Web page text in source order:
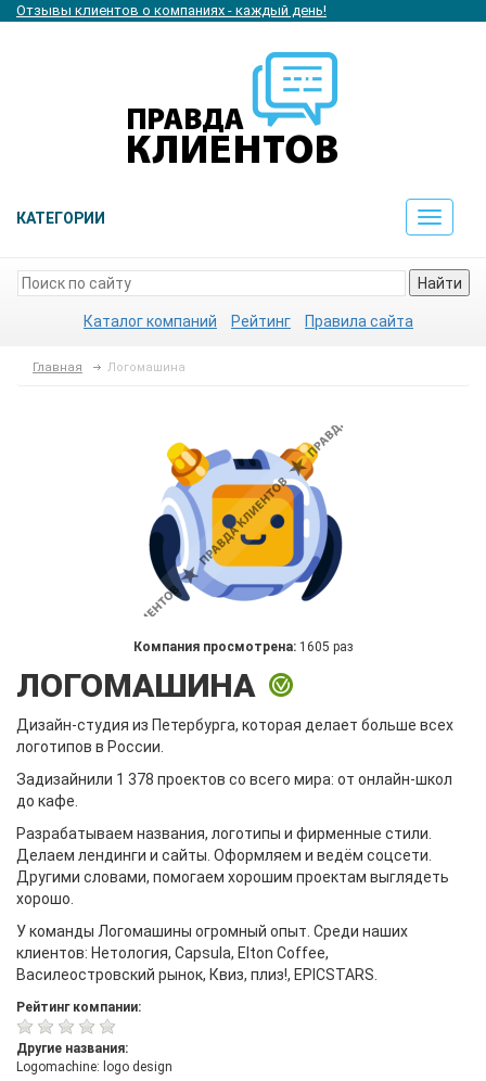
Отзывы клиентов о компаниях - каждый день!
КАТЕГОРИИ
Toggle
Найти
Каталог компаний Рейтинг Правила сайта
Главная Логомашина
Компания просмотрена: 1605 раз
ЛОГОМАШИНА
Дизайн-студия из Петербурга, которая делает больше всех
логотипов в России.
Задизайнили 1 378 проектов со всего мира: от онлайн-школ
до кафе.
Разрабатываем названия, логотипы и фирменные стили.
Делаем лендинги и сайты. Оформляем и ведём соцсети.
Другими словами, помогаем хорошим проектам выглядеть
хорошо.
У команды Логомашины огромный опыт. Среди наших
клиентов: Нетология, Capsula, Elton Coffee,
Василеостровский рынок, Квиз, плиз!, EPICSTARS.
Рейтинг компании:
Другие названия:
Logomachine: logo design